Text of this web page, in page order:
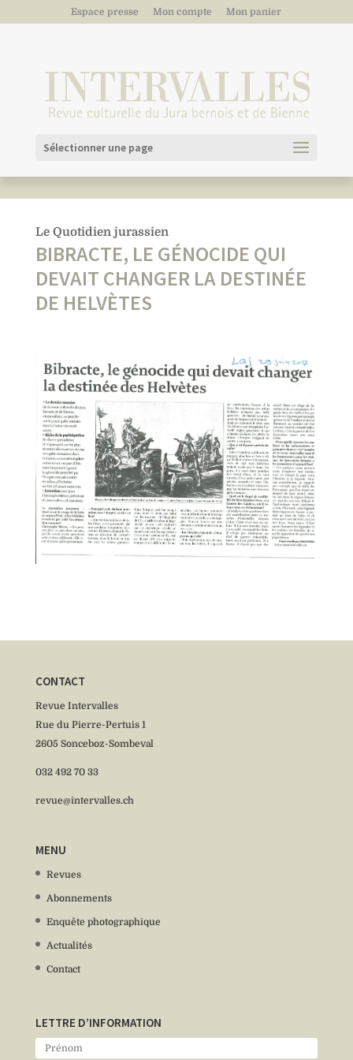
Espace presse Mon compte Mon panier
Sélectionner une page
Le Quotidien jurassien
BIBRACTE, LE GÉNOCIDE QUI
DEVAIT CHANGER LA DESTINÉE
DE HELVÈTES
CONTACT
Revue Intervalles
Rue du Pierre-Pertuis 1
2605 Sonceboz-Sombeval
032 492 70 33
revue@intervalles.ch
MENU
Revues
Abonnements
Enquête photographique
Actualités
Contact
LETTRE D’INFORMATION